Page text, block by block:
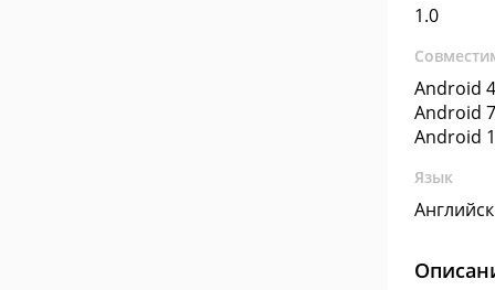
1.0
Android
Android
Android
Язык